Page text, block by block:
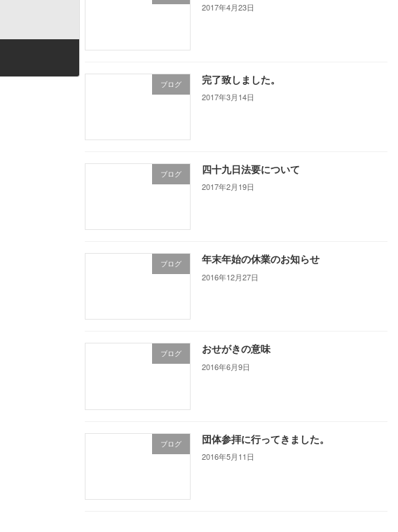
2017年4月23日
ブログ 完了致しました。
2017年3月14日
ブログ 四十九日法要について
2017年2月19日
ブログ 年末年始の休業のお知らせ
2016年12月27日
ブログ おせがきの意味
2016年6月9日
ブログ 団体参拝に行ってきました。
2016年5月11日